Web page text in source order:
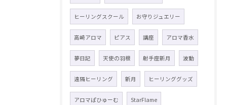
ヒーリングスクール お守りジュエリー
高崎アロマ ピアス 講座 アロマ香水
夢日記 天使の羽根 射手座新月 波動
遠隔ヒーリング 新月 ヒーリンググッズ
アロマぱひゅーむ StarFlame